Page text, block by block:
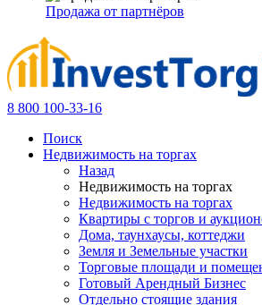
Продажа от партнёров
8 800 100-33-16
Поиск
Недвижимость на торгах
Назад
Недвижимость на торгах
Недвижимость на торгах
Квартиры с торгов и
Дома, таунхаусы, коттеджи
Земля и Земельные участки
Торговые площади и
Готовый Арендный Бизнес
Отдельно стоящие здания